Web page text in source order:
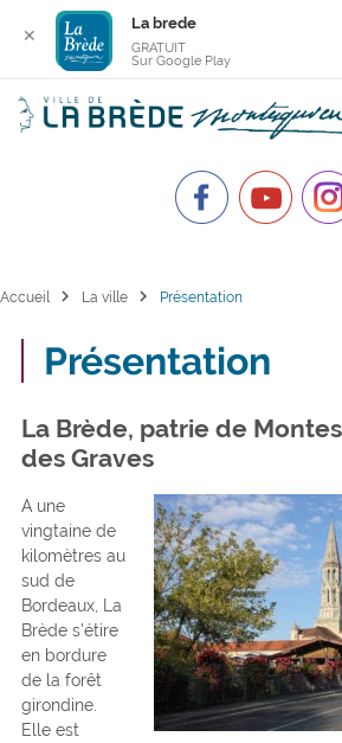
Accueil chevron_right La ville chevron_right Présentation
Présentation
La Brède, patrie de
des Graves
A une
vingtaine de
kilomètres au
sud de
Bordeaux, La
Brède s’étire
en bordure
de la forêt
girondine.
Elle est
✕
La brede
GRATUIT
Sur Google Play